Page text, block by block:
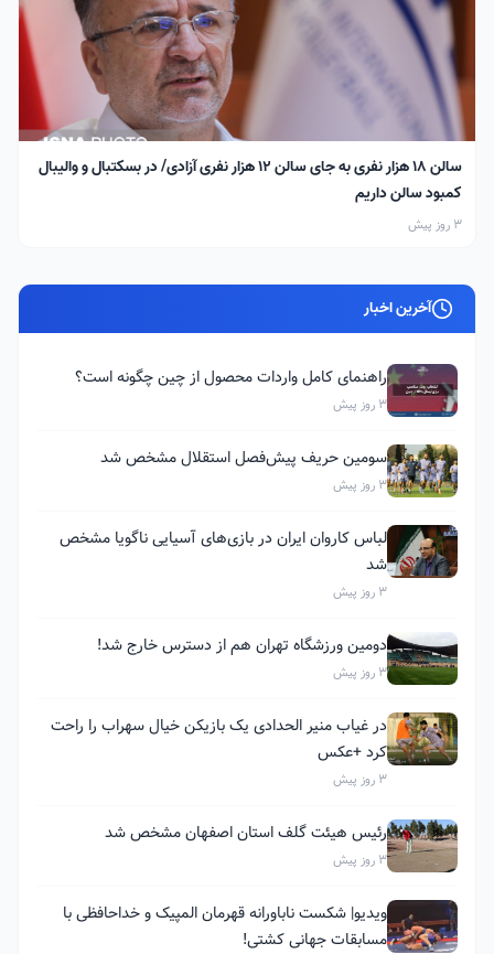
سالن ۱۸ هزار نفری به جای سالن ۱۲ هزار نفری آزادی/ در بسکتبال و والیبال
کمبود سالن داریم
3 روز پیش
آخرین اخبار
راهنمای کامل واردات محصول از چین چگونه است؟
3 روز پیش
سومین حریف پیش‌فصل استقلال مشخص شد
3 روز پیش
لباس کاروان ایران در بازی‌های آسیایی ناگویا مشخص
شد
3 روز پیش
دومین ورزشگاه تهران هم از دسترس خارج شد!
3 روز پیش
در غیاب منیر الحدادی یک بازیکن خیال سهراب را راحت
کرد +عکس
3 روز پیش
رئیس هیئت گلف استان اصفهان مشخص شد
3 روز پیش
ویدیو| شکست ناباورانه قهرمان المپیک و خداحافظی با
مسابقات جهانی کشتی!